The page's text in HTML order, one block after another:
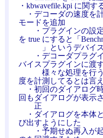
・kbwavefile.kpi に関す
・デコーダの速度を
モードを追加
・プラグインの設定
を true にすると「
」というデバイス
・デコーダプラグイ
バイスプラグインに渡
様々な処理を行う
度を計測してるとは言
・初回のダイアログ
回もダイアログが表示
正
・ダイアログを本体
び出すようにした
・予期せぬ再入が起